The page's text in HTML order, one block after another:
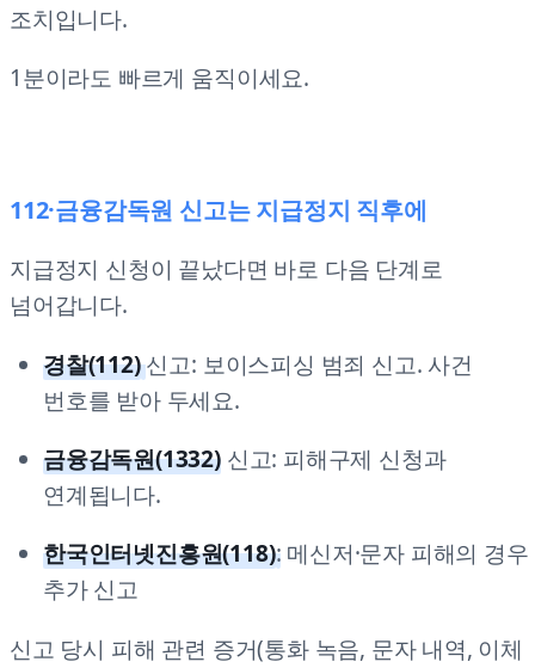
조치입니다.
1분이라도 빠르게 움직이세요.
112·금융감독원 신고는 지급정지 직후에
지급정지 신청이 끝났다면 바로 다음 단계로
넘어갑니다.
경찰(112) 신고: 보이스피싱 범죄 신고. 사건
번호를 받아 두세요.
금융감독원(1332)신고: 피해구제 신청과
연계됩니다.
한국인터넷진흥원(118): 메신저·문자 피해의 경우
추가 신고
신고 당시 피해 관련 증거(통화 녹음, 문자 내역, 이체